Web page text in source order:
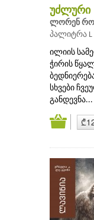
უძლური
ლორენ
პალიტრა L
ილიის
ჭირის
სხვები
განდევნა...